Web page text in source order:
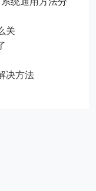
关
决方法